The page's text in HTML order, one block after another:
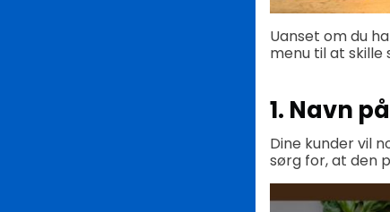
Uanset om du
menu til at
1. Navn
Dine kunder vil
sørg for, at den